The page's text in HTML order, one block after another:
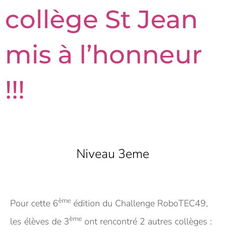
collège St Jean
mis à l’honneur
!!!
Niveau 3eme
Pour cette 6ème édition du Challenge RoboTEC49,
les élèves de 3ème ont rencontré 2 autres collèges :